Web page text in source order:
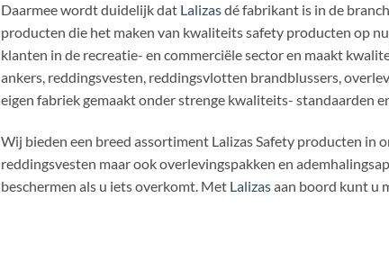
Daarmee wordt duidelijk dat Lalizasdé fabrikant is in de
producten die het maken van kwaliteits safety producten op
klanten in de recreatie- en commerciële sector en maakt
ankers, reddingsvesten, reddingsvlotten brandblussers,
eigen fabriek gemaakt onder strenge kwaliteits- standaarden
Wij bieden een breed assortiment Lalizas Safety producten in
reddingsvesten maar ook overlevingspakken en
beschermen als u iets overkomt. Met Lalizasaan boord kunt u